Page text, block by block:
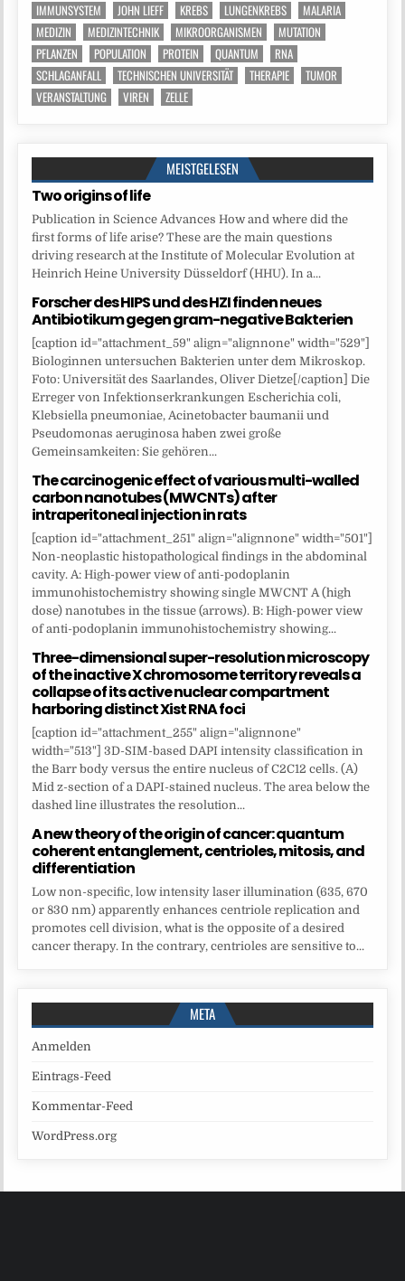
IMMUNSYSTEM
JOHN LIEFF KREBS LUNGENKREBS
MALARIA
MEDIZIN
MEDIZINTECHNIK MIKROORGANISMEN
MUTATION
PFLANZEN
POPULATION PROTEIN QUANTUM
RNA
SCHLAGANFALL
TECHNISCHEN UNIVERSITÄT THERAPIE
TUMOR
VERANSTALTUNG
VIREN ZELLE
MEISTGELESEN
Two origins of life
Publication in Science Advances How and where did the
first forms of life arise? These are the main questions
driving research at the Institute of Molecular Evolution at
Heinrich Heine University Düsseldorf (HHU). In a...
Forscher des HIPS und des HZI finden neues
Antibiotikum gegen gram-negative Bakterien
[caption id="attachment_59" align="alignnone" width="529"]
Biologinnen untersuchen Bakterien unter dem Mikroskop.
Foto: Universität des Saarlandes, Oliver Dietze[/caption] Die
Erreger von Infektionserkrankungen Escherichia coli,
Klebsiella pneumoniae, Acinetobacter baumanii und
Pseudomonas aeruginosa haben zwei große
Gemeinsamkeiten: Sie gehören...
The carcinogenic effect of various multi-walled
carbon nanotubes (MWCNTs) after
intraperitoneal injection in rats
[caption id="attachment_251" align="alignnone" width="501"]
Non-neoplastic histopathological findings in the abdominal
cavity. A: High-power view of anti-podoplanin
immunohistochemistry showing single MWCNT A (high
dose) nanotubes in the tissue (arrows). B: High-power view
of anti-podoplanin immunohistochemistry showing...
Three-dimensional super-resolution microscopy
of the inactive X chromosome territory reveals a
collapse of its active nuclear compartment
harboring distinct Xist RNA foci
[caption id="attachment_255" align="alignnone"
width="513"] 3D-SIM-based DAPI intensity classification in
the Barr body versus the entire nucleus of C2C12 cells. (A)
Mid z-section of a DAPI-stained nucleus. The area below the
dashed line illustrates the resolution...
A new theory of the origin of cancer: quantum
coherent entanglement, centrioles, mitosis, and
differentiation
Low non-specific, low intensity laser illumination (635, 670
or 830 nm) apparently enhances centriole replication and
promotes cell division, what is the opposite of a desired
cancer therapy. In the contrary, centrioles are sensitive to...
META
Anmelden
Eintrags-Feed
Kommentar-Feed
WordPress.org